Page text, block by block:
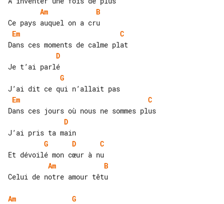
Am
B
Em
C
D
G
Em
C
D
G
D
C
Am
B
Celui de notre amour têtu
Am
G